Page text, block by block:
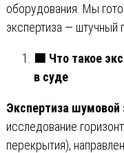
оборудования. Мы
экспертиза —
🟩 Что такое
в суде
Экспертиза
исследование
перекрытия),